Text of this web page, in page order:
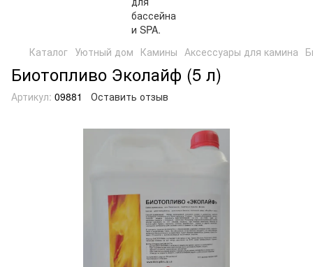
Каталог Уютный дом Камины Аксессуары для камина
Биотопливо Эколайф (5 л)
Артикул: 09881 Оставить отзыв